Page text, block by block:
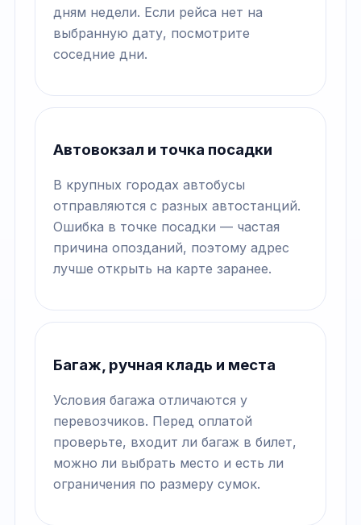
дням недели. Если рейса нет на
выбранную дату, посмотрите
соседние дни.
Автовокзал и точка посадки
В крупных городах автобусы
отправляются с разных автостанций.
Ошибка в точке посадки — частая
причина опозданий, поэтому адрес
лучше открыть на карте заранее.
Багаж, ручная кладь и места
Условия багажа отличаются у
перевозчиков. Перед оплатой
проверьте, входит ли багаж в билет,
можно ли выбрать место и есть ли
ограничения по размеру сумок.